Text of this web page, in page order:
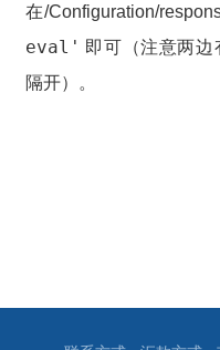
在/Configuration/
eval' 即可（注意两边
隔开）。